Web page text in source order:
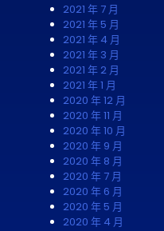
2021 年 7 月
2021 年 5 月
2021 年 4 月
2021 年 3 月
2021 年 2 月
2021 年 1 月
2020 年 12 月
2020 年 11 月
2020 年 10 月
2020 年 9 月
2020 年 8 月
2020 年 7 月
2020 年 6 月
2020 年 5 月
2020 年 4 月